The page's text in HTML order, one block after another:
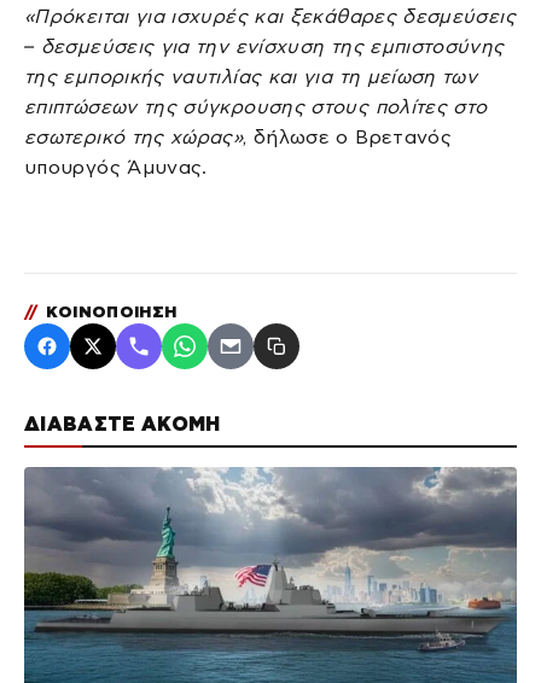
ΔΙΑΒΑΣΤΕ ΑΚΟΜΗ
«Πρόκειται για ισχυρές και ξεκάθαρες δεσμεύσεις
– δεσμεύσεις για την ενίσχυση της εμπιστοσύνης
της εμπορικής ναυτιλίας και για τη μείωση των
επιπτώσεων της σύγκρουσης στους πολίτες στο
εσωτερικό της χώρας», δήλωσε ο Βρετανός
υπουργός Άμυνας.
// ΚΟΙΝΟΠΟΙΗΣΗ